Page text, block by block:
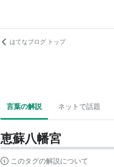
はてなブログ トップ
言葉の解説 ネットで話題
恵蘇八幡宮
このタグの解説について